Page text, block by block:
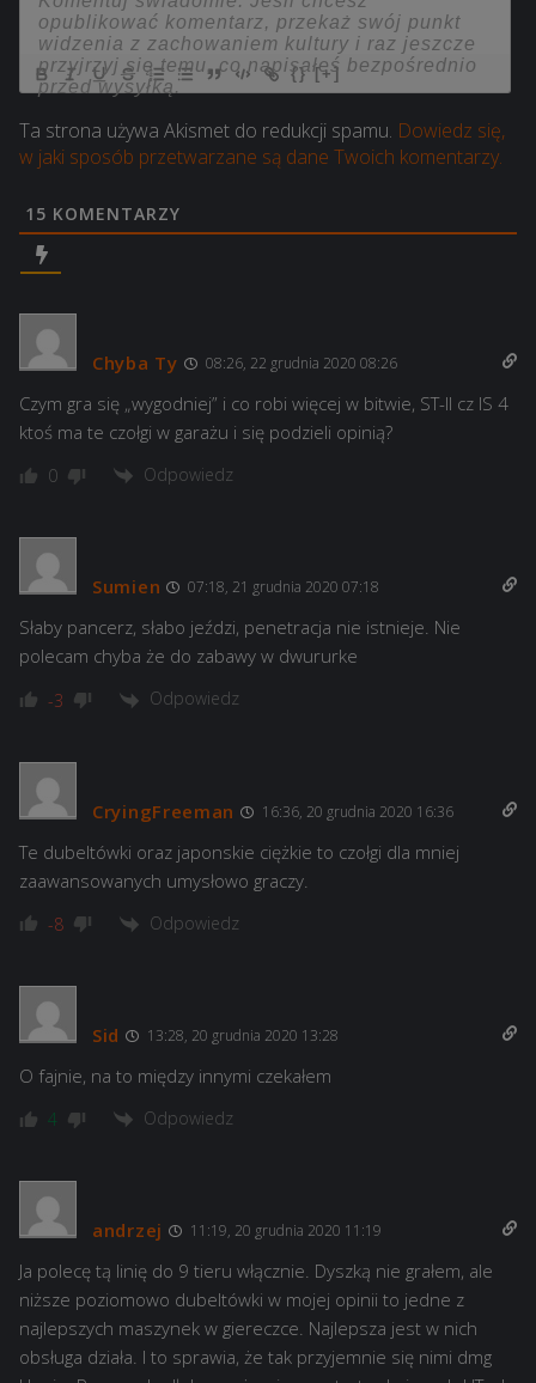
{} [+]
Ta strona używa Akismet do redukcji spamu. Dowiedz się,
w jaki sposób przetwarzane są dane Twoich komentarzy.
15 KOMENTARZY
Chyba Ty 08:26, 22 grudnia 2020 08:26
Czym gra się „wygodniej” i co robi więcej w bitwie, ST-II cz IS 4
ktoś ma te czołgi w garażu i się podzieli opinią?
0 Odpowiedz
Sumien 07:18, 21 grudnia 2020 07:18
Słaby pancerz, słabo jeździ, penetracja nie istnieje. Nie
polecam chyba że do zabawy w dwururke
-3 Odpowiedz
CryingFreeman 16:36, 20 grudnia 2020 16:36
Te dubeltówki oraz japonskie ciężkie to czołgi dla mniej
zaawansowanych umysłowo graczy.
-8 Odpowiedz
Sid 13:28, 20 grudnia 2020 13:28
O fajnie, na to między innymi czekałem
4 Odpowiedz
andrzej 11:19, 20 grudnia 2020 11:19
Ja polecę tą linię do 9 tieru włącznie. Dyszką nie grałem, ale
niższe poziomowo dubeltówki w mojej opinii to jedne z
najlepszych maszynek w giereczce. Najlepsza jest w nich
obsługa działa. I to sprawia, że tak przyjemnie się nimi dmg